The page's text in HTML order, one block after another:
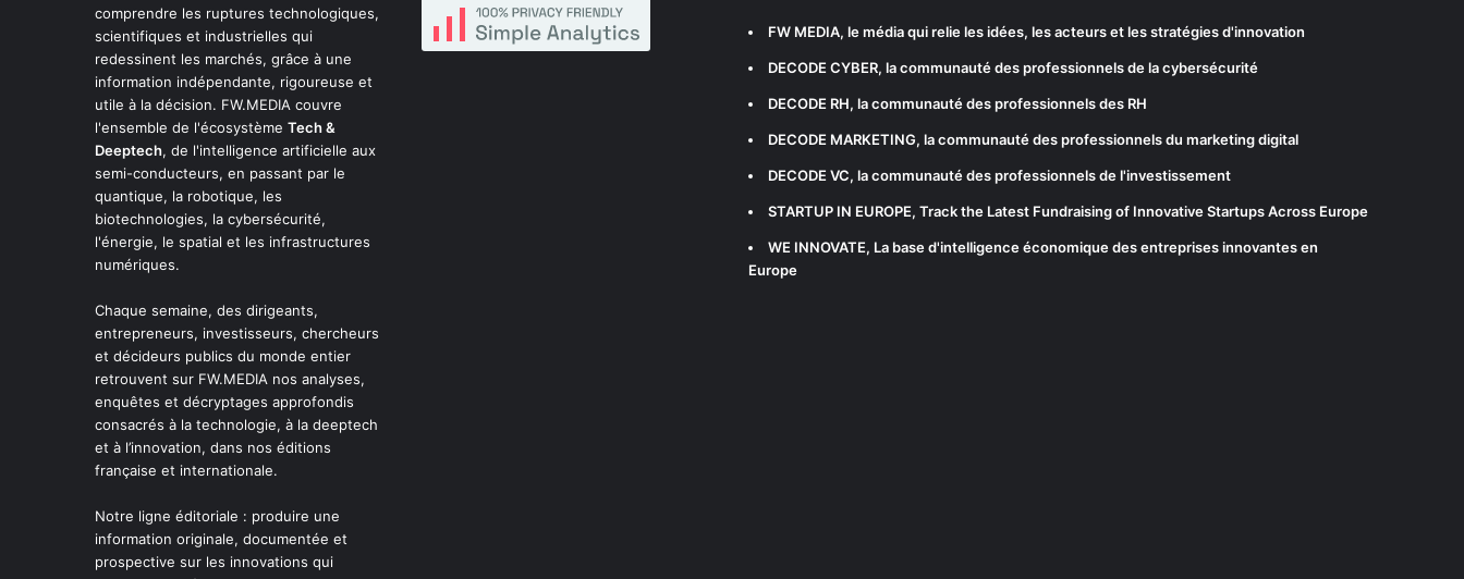
comprendre les ruptures technologiques,
scientifiques et industrielles qui
redessinent les marchés, grâce à une
information indépendante, rigoureuse et
utile à la décision. FW.MEDIA couvre
l'ensemble de l'écosystème Tech &
Deeptech, de l'intelligence artificielle aux
semi-conducteurs, en passant par le
quantique, la robotique, les
biotechnologies, la cybersécurité,
l'énergie, le spatial et les infrastructures
numériques.
Chaque semaine, des dirigeants,
entrepreneurs, investisseurs, chercheurs
et décideurs publics du monde entier
retrouvent sur FW.MEDIA nos analyses,
enquêtes et décryptages approfondis
consacrés à la technologie, à la deeptech
et à l’innovation, dans nos éditions
française et internationale.
Notre ligne éditoriale : produire une
information originale, documentée et
prospective sur les innovations qui
FW MEDIA, le média qui relie les idées, les acteurs et les stratégies d'innovation
DECODE CYBER, la communauté des professionnels de la cybersécurité
DECODE RH, la communauté des professionnels des RH
DECODE MARKETING, la communauté des professionnels du marketing digital
DECODE VC, la communauté des professionnels de l'investissement
STARTUP IN EUROPE, Track the Latest Fundraising of Innovative Startups Across Europe
WE INNOVATE, La base d'intelligence économique des entreprises innovantes en
Europe